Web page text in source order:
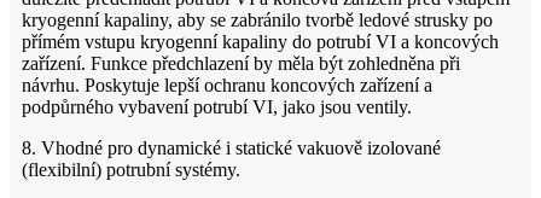
kryogenní kapaliny, aby se zabránilo tvorbě ledové strusky po
přímém vstupu kryogenní kapaliny do potrubí VI a koncových
zařízení. Funkce předchlazení by měla být zohledněna při
návrhu. Poskytuje lepší ochranu koncových zařízení a
podpůrného vybavení potrubí VI, jako jsou ventily.
8. Vhodné pro dynamické i statické vakuově izolované
(flexibilní) potrubní systémy.